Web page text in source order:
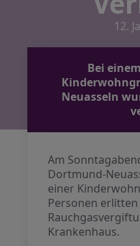
12.
Bei
Neuasseln
Am
Dortmund-
einer
Personen erlitten
Krankenhaus.